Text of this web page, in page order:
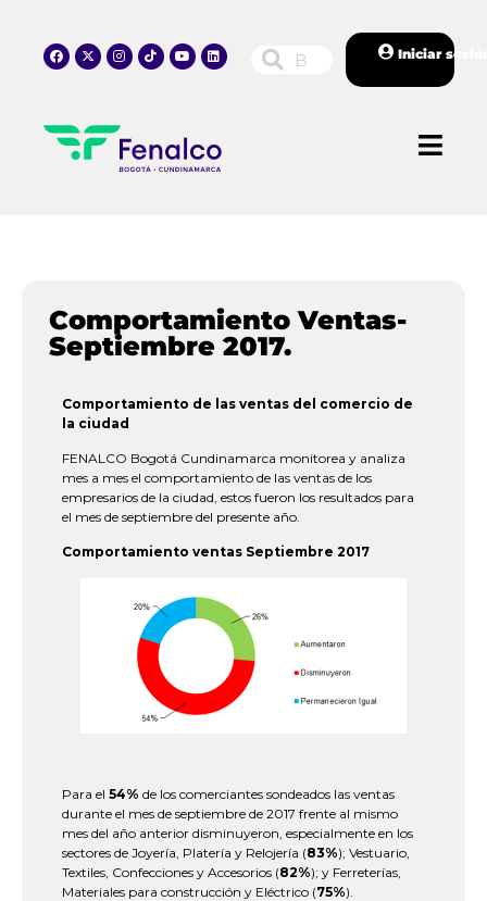
Iniciar
Comportamiento Ventas-
Septiembre 2017.
Comportamiento de las ventas del comercio de
la ciudad
FENALCO Bogotá Cundinamarca monitorea y analiza
mes a mes el comportamiento de las ventas de los
empresarios de la ciudad, estos fueron los resultados para
el mes de septiembre del presente año.
Comportamiento ventas Septiembre 2017
Para el 54% de los comerciantes sondeados las ventas
durante el mes de septiembre de 2017 frente al mismo
mes del año anterior disminuyeron, especialmente en los
sectores de Joyería, Platería y Relojería (83%); Vestuario,
Textiles, Confecciones y Accesorios (82%); y Ferreterías,
Materiales para construcción y Eléctrico (75%).